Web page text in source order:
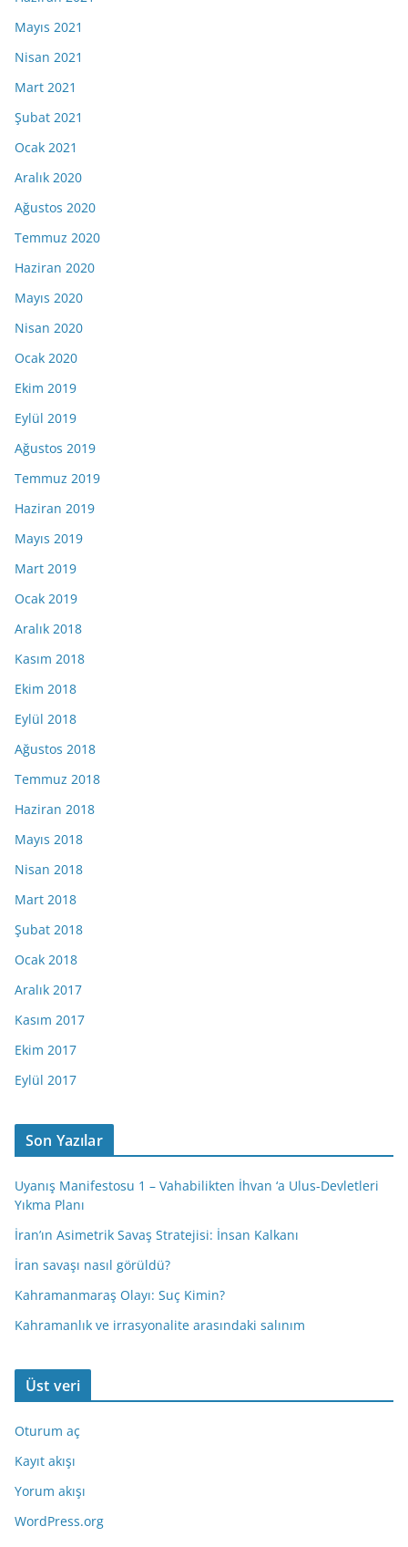
Mayıs 2021
Nisan 2021
Mart 2021
Şubat 2021
Ocak 2021
Aralık 2020
Ağustos 2020
Temmuz 2020
Haziran 2020
Mayıs 2020
Nisan 2020
Ocak 2020
Ekim 2019
Eylül 2019
Ağustos 2019
Temmuz 2019
Haziran 2019
Mayıs 2019
Mart 2019
Ocak 2019
Aralık 2018
Kasım 2018
Ekim 2018
Eylül 2018
Ağustos 2018
Temmuz 2018
Haziran 2018
Mayıs 2018
Nisan 2018
Mart 2018
Şubat 2018
Ocak 2018
Aralık 2017
Kasım 2017
Ekim 2017
Eylül 2017
Son Yazılar
Uyanış Manifestosu 1 – Vahabilikten İhvan ‘a Ulus-Devletleri
Yıkma Planı
İran’ın Asimetrik Savaş Stratejisi: İnsan Kalkanı
İran savaşı nasıl görüldü?
Kahramanmaraş Olayı: Suç Kimin?
Kahramanlık ve irrasyonalite arasındaki salınım
Üst veri
Oturum aç
Kayıt akışı
Yorum akışı
WordPress.org